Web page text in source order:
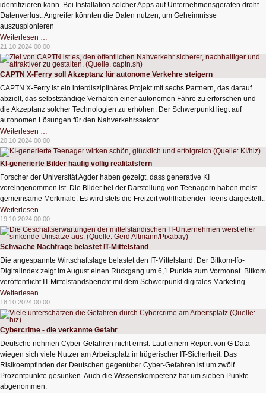
identifizieren kann. Bei Installation solcher Apps auf Unternehmensgeräten droht
Datenverlust. Angreifer könnten die Daten nutzen, um Geheimnisse
auszuspionieren
Weiterlesen …
gefährdet
Firmengeheimnisse
21.10.2024 00:00
CAPTN X-Ferry soll Akzeptanz für autonome Verkehre steigern
CAPTN X-Ferry ist ein interdisziplinäres Projekt mit sechs Partnern, das darauf
abzielt, das selbstständige Verhalten einer autonomen Fähre zu erforschen und
die Akzeptanz solcher Technologien zu erhöhen. Der Schwerpunkt liegt auf
autonomen Lösungen für den Nahverkehrssektor.
Weiterlesen …
X-
Ferry
soll
Akzeptanz
für
autonome
Verkehre
steigern
20.10.2024 00:00
KI-generierte Bilder häufig völlig realitätsfern
Forscher der Universität Agder haben gezeigt, dass generative KI
voreingenommen ist. Die Bilder bei der Darstellung von Teenagern haben meist
gemeinsame Merkmale. Es wird stets die Freizeit wohlhabender Teens dargestellt.
Weiterlesen …
generierte
Bilder
häufig
völlig
realitätsfern
19.10.2024 00:00
Schwache Nachfrage belastet IT-Mittelstand
Die angespannte Wirtschaftslage belastet den IT-Mittelstand. Der Bitkom-Ifo-
Digitalindex zeigt im August einen Rückgang um 6,1 Punkte zum Vormonat. Bitkom
veröffentlicht IT-Mittelstandsbericht mit dem Schwerpunkt digitales Marketing
Weiterlesen …
Nachfrage
belastet
IT-
18.10.2024 00:00
Cybercrime - die verkannte Gefahr
Deutsche nehmen Cyber-Gefahren nicht ernst. Laut einem Report von G Data
wiegen sich viele Nutzer am Arbeitsplatz in trügerischer IT-Sicherheit. Das
Risikoempfinden der Deutschen gegenüber Cyber-Gefahren ist um zwölf
Prozentpunkte gesunken. Auch die Wissenskompetenz hat um sieben Punkte
abgenommen.